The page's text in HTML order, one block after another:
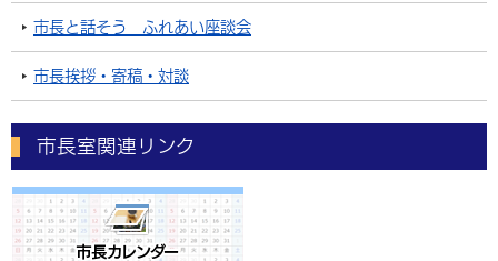
市長と話そう ふれあい座談会
市長挨拶・寄稿・対談
市長室関連リンク